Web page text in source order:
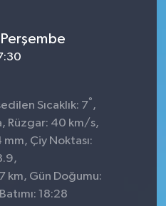
Sıcaklık: 7° ,
Rüzgar: 40 km/s,
mm, Çiy Noktası:
km, Gün Doğumu:
18:28